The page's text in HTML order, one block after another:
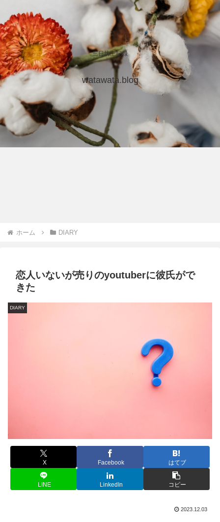
三日坊主記録
watawata.blog
ホーム DIARY
恋人いないが売りのyoutuberに彼氏がで
きた
DIARY
X Facebook はてブ
LINE LinkedIn コピー
2023.12.03